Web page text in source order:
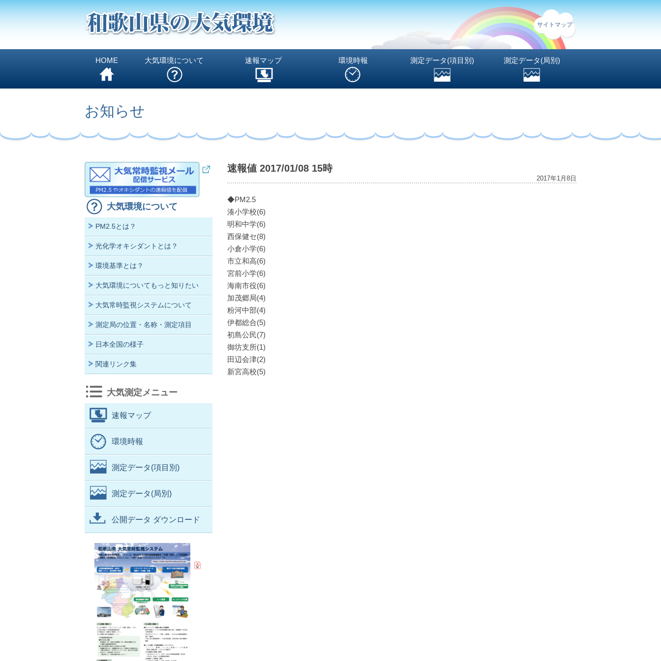
サイトマップ
HOME 大気環境について 速報マップ 環境時報 測定データ(項目別) 測定データ(局別)
お知らせ
速報値 2017/01/08 15時
2017年1月8日
◆PM2.5
湊小学校(6)
明和中学(6)
西保健セ(8)
小倉小学(6)
市立和高(6)
宮前小学(6)
海南市役(6)
加茂郷局(4)
粉河中部(4)
伊都総合(5)
初島公民(7)
御坊支所(1)
田辺会津(2)
新宮高校(5)
大気環境について
PM2.5とは？
光化学オキシダントとは？
環境基準とは？
大気環境についてもっと知りたい
大気常時監視システムについて
測定局の位置・名称・測定項目
日本全国の様子
関連リンク集
大気測定メニュー
速報マップ
環境時報
測定データ(項目別)
測定データ(局別)
公開データ ダウンロード